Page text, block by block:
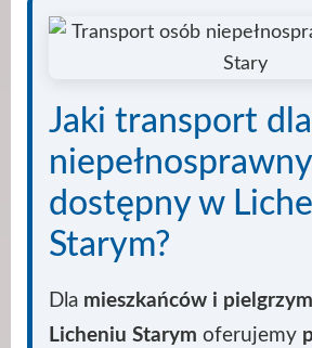
Jaki transport
dostępny w
Starym?
Dla mieszkańców i
Licheniu Starym oferujemy